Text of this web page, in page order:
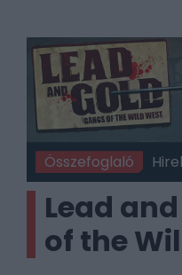
Összefoglaló
Lead
of the